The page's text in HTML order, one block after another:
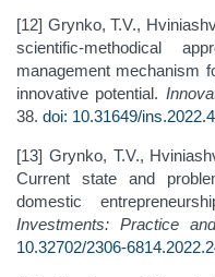
[12] Grynko, T.V.,
scientific-methodical
management mechanism
innovative potential.
38. doi: 10.31649/
[13] Grynko, T.V.,
Current state and
domestic
Investments: Practice
10.32702/2306-